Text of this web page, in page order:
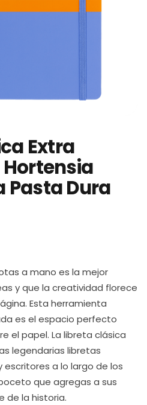
Extra
Pasta Dura
a mano es la mejor
y que la creatividad florece
Esta herramienta
es el espacio perfecto
el papel. La libreta clásica
legendarias libretas
a lo largo de los
que agregas a sus
de la historia.